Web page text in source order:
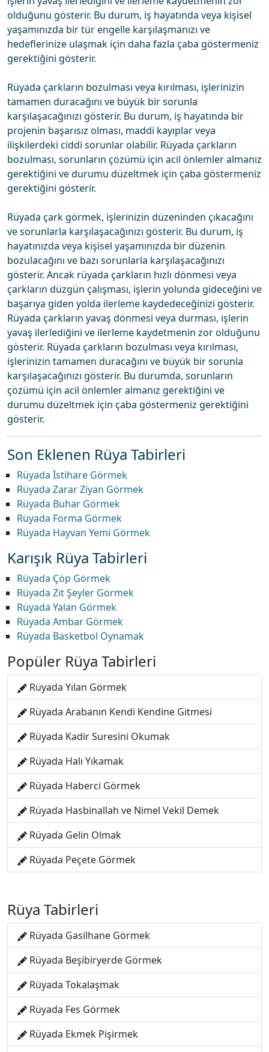
olduğunu gösterir. Bu durum, iş hayatında veya kişisel
yaşamınızda bir tür engelle karşılaşmanızı ve
hedeflerinize ulaşmak için daha fazla çaba göstermeniz
gerektiğini gösterir.
Rüyada çarkların bozulması veya kırılması, işlerinizin
tamamen duracağını ve büyük bir sorunla
karşılaşacağınızı gösterir. Bu durum, iş hayatında bir
projenin başarısız olması, maddi kayıplar veya
ilişkilerdeki ciddi sorunlar olabilir. Rüyada çarkların
bozulması, sorunların çözümü için acil önlemler almanız
gerektiğini ve durumu düzeltmek için çaba göstermeniz
gerektiğini gösterir.
Rüyada çark görmek, işlerinizin düzeninden çıkacağını
ve sorunlarla karşılaşacağınızı gösterir. Bu durum, iş
hayatınızda veya kişisel yaşamınızda bir düzenin
bozulacağını ve bazı sorunlarla karşılaşacağınızı
gösterir. Ancak rüyada çarkların hızlı dönmesi veya
çarkların düzgün çalışması, işlerin yolunda gideceğini ve
başarıya giden yolda ilerleme kaydedeceğinizi gösterir.
Rüyada çarkların yavaş dönmesi veya durması, işlerin
yavaş ilerlediğini ve ilerleme kaydetmenin zor olduğunu
gösterir. Rüyada çarkların bozulması veya kırılması,
işlerinizin tamamen duracağını ve büyük bir sorunla
karşılaşacağınızı gösterir. Bu durumda, sorunların
çözümü için acil önlemler almanız gerektiğini ve
durumu düzeltmek için çaba göstermeniz gerektiğini
gösterir.
Son Eklenen Rüya Tabirleri
Rüyada İstihare Görmek
Rüyada Zarar Ziyan Görmek
Rüyada Buhar Görmek
Rüyada Forma Görmek
Rüyada Hayvan Yemi Görmek
Karışık Rüya Tabirleri
Rüyada Çöp Görmek
Rüyada Zıt Şeyler Görmek
Rüyada Yalan Görmek
Rüyada Ambar Görmek
Rüyada Basketbol Oynamak
Popüler Rüya Tabirleri
Rüyada Yılan Görmek
Rüyada Arabanın Kendi Kendine Gitmesi
Rüyada Kadir Suresini Okumak
Rüyada Halı Yıkamak
Rüyada Haberci Görmek
Rüyada Hasbinallah ve Nimel Vekil Demek
Rüyada Gelin Olmak
Rüyada Peçete Görmek
Rüya Tabirleri
Rüyada Gasilhane Görmek
Rüyada Beşibiryerde Görmek
Rüyada Tokalaşmak
Rüyada Fes Görmek
Rüyada Ekmek Pişirmek